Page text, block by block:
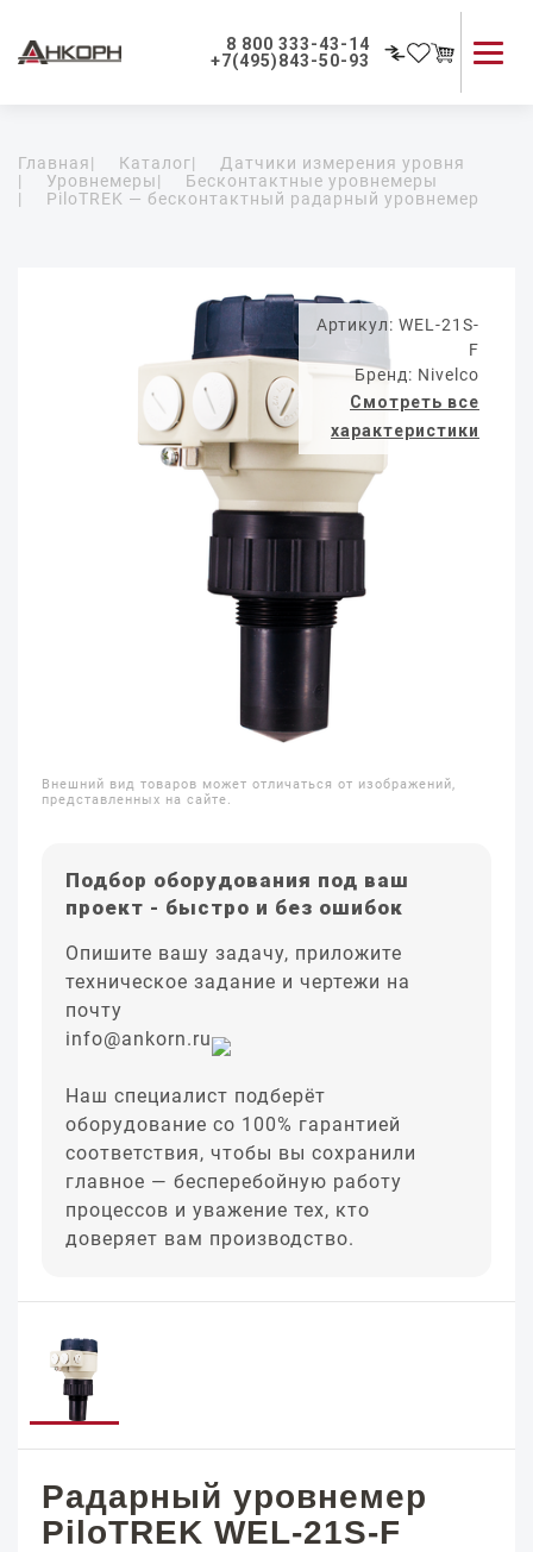
8 800 333-43-14
+7(495)843-50-93
Применение приборов
Как мы работаем
Главная| Каталог|
Датчики измерения уровня
|
Уровнемеры|
Бесконтактные уровнемеры
|
PiloTREK — бесконтактный радарный уровнемер
Артикул: WEL-21S-
F
Бренд: Nivelco
Смотреть все
характеристики
Внешний вид товаров может отличаться от изображений,
представленных на сайте.
Подбор оборудования под ваш
проект - быстро и без ошибок
Опишите вашу задачу, приложите
техническое задание и чертежи на
почту
info@ankorn.ru
Наш специалист подберёт
оборудование со 100% гарантией
соответствия, чтобы вы сохранили
главное — бесперебойную работу
процессов и уважение тех, кто
доверяет вам производство.
Радарный уровнемер
PiloTREK WEL-21S-F